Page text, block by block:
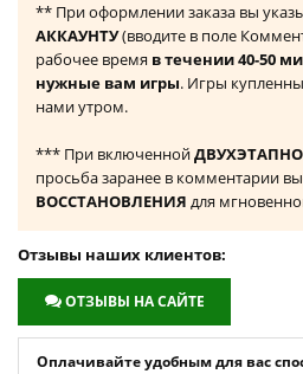
** При оформлении заказа вы
АККАУНТУ(вводите в поле
рабочее время в течении 40-50
нужные вам игры. Игры
нами утром.
*** При включенной
просьба заранее в комментарии
ВОССТАНОВЛЕНИЯ для
Отзывы наших клиентов:
ОТЗЫВЫ НА САЙТЕ
Оплачивайте удобным для вас